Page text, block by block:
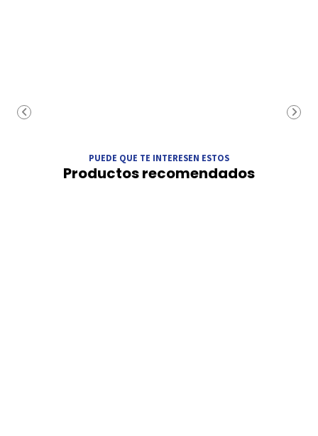
PUEDE QUE TE INTERESEN ESTOS
Productos recomendados